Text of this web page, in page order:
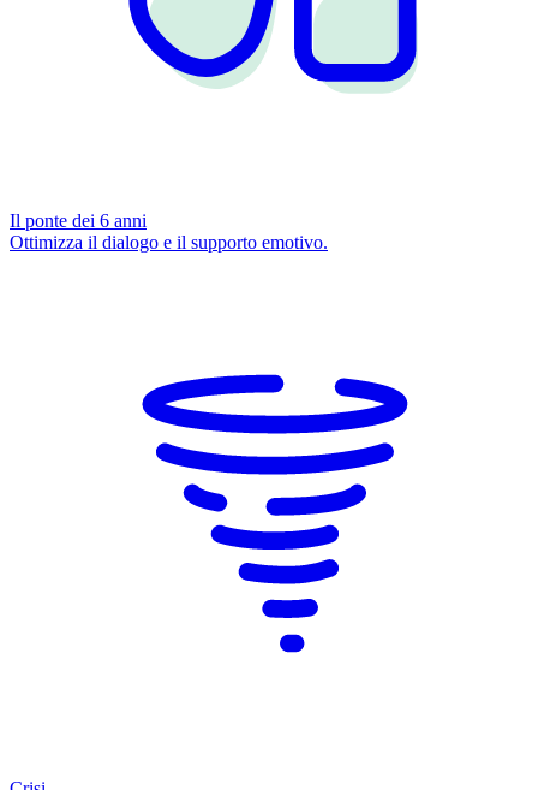
Il ponte dei 6 anni
Ottimizza il dialogo e il supporto emotivo.